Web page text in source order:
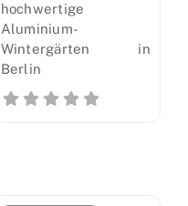
hochwertige
Aluminium-
Wintergärten in
Berlin